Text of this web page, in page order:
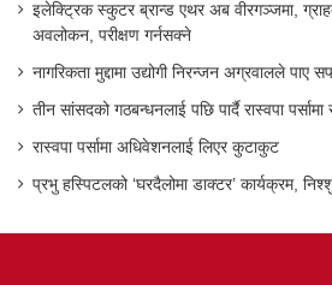
इलेक्ट्रिक स्कुटर ब्रान्ड एथर अब वीरगञ्जमा,
अवलोकन, परीक्षण गर्नसक्ने
नागरिकता मुद्दामा उद्योगी निरन्जन अग्रवालले पाए
तीन सांसदको गठबन्धनलाई पछि पार्दै रास्वपा
रास्वपा पर्सामा अधिवेशनलाई लिएर कुटाकुट
प्रभु हस्पिटलको ‘घरदैलोमा डाक्टर’ कार्यक्रम,